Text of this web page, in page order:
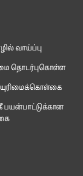
வாய்ப்பு
தொடர்புகொள்ள
பயன்பாட்டுக்கான